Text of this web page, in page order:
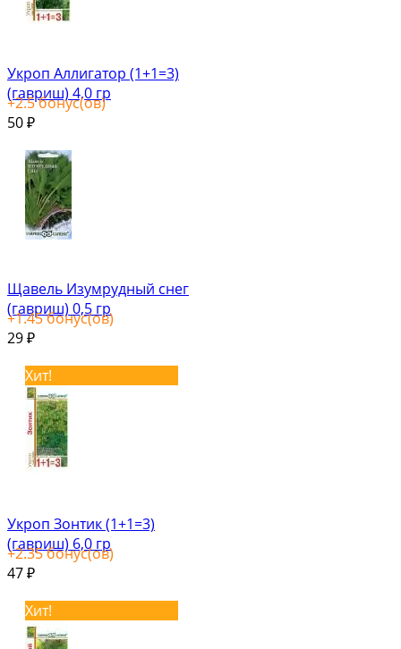
Укроп Аллигатор (1+1=3)
(гавриш) 4,0 гр
+2.5бонус(ов)
50 ₽
Щавель Изумрудный снег
(гавриш) 0,5 гр
+1.45бонус(ов)
29 ₽
Хит!
Укроп Зонтик (1+1=3)
(гавриш) 6,0 гр
+2.35бонус(ов)
47 ₽
Хит!